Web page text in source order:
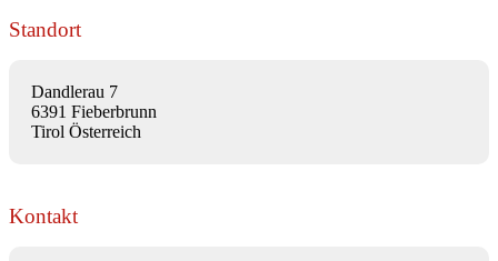
Standort
Dandlerau 7
6391 Fieberbrunn
Tirol Österreich
Kontakt